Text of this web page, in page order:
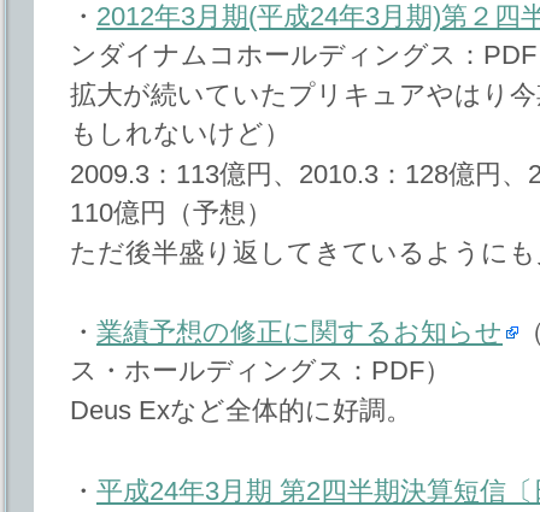
・ 2012年3月期(平成24年3月期)第２四
ンダイナムコホールディングス：
拡大が続いていたプリキュアやはり
もしれないけど）
2009.3：113億円、2010.3：128億円
110億円（予想）
ただ後半盛り返してきているように
・ 業績予想の修正に関するお知らせ
ス・ホールディングス：PDF）
Deus Exなど全体的に好調。
・ 平成24年3月期 第2四半期決算短信